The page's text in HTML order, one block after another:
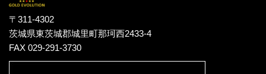
〒311-4302
茨城県東茨城郡城里町那珂西2433-4
FAX 029-291-3730